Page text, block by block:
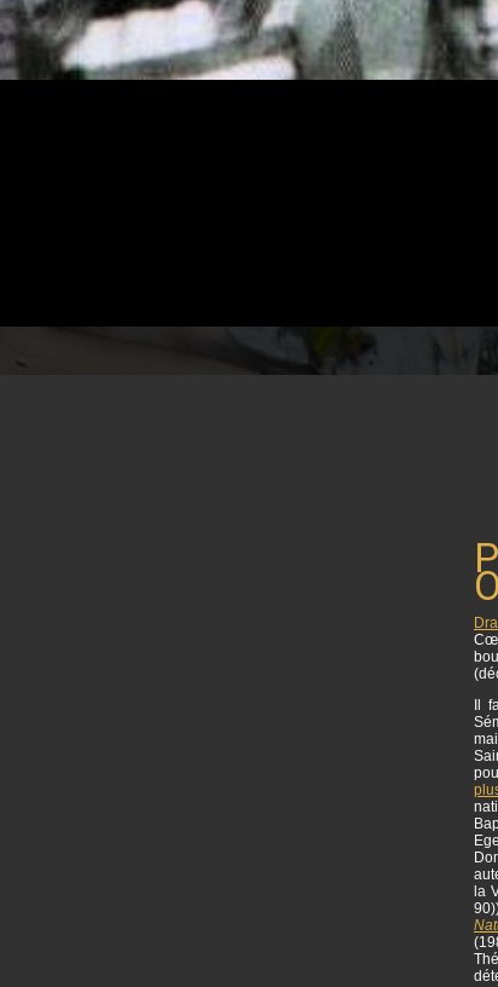
Il
la